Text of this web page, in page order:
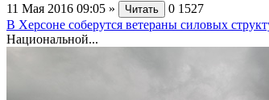
11 Мая 2016 09:05 » Читать 0 1527
В Херсоне соберутся ветераны силовых
Национальной...